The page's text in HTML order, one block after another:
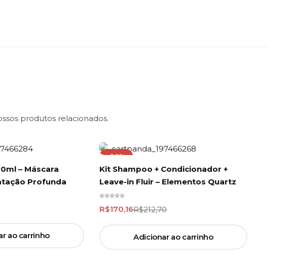
produtos relacionados.
– Máscara
Profunda
ao carrinho
-20%
Kit Shampoo + Condicionador +
Leave-in Fluir – Elementos Quartz
R$212,70
R$170,16
Adicionar ao carrinho